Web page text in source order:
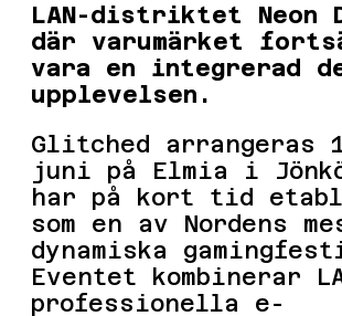
LAN-distriktet
där varumärket
vara en integrerad
upplevelsen.
Glitched
juni på Elmia i
har på kort tid
som en av Nordens
dynamiska
Eventet kombinerar
professionella e-